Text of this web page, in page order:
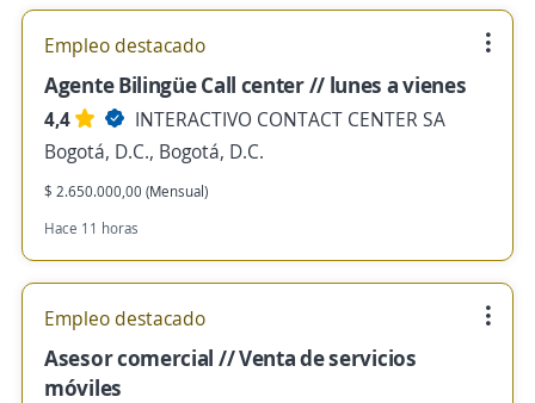
Empleo destacado
Agente Bilingüe Call center // lunes a vienes
4,4
INTERACTIVO CONTACT CENTER SA
Bogotá, D.C., Bogotá, D.C.
$ 2.650.000,00 (Mensual)
Hace 11 horas
Empleo destacado
Asesor comercial // Venta de servicios
móviles